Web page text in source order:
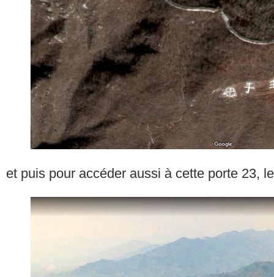
et puis pour accéder aussi à cette porte 23,